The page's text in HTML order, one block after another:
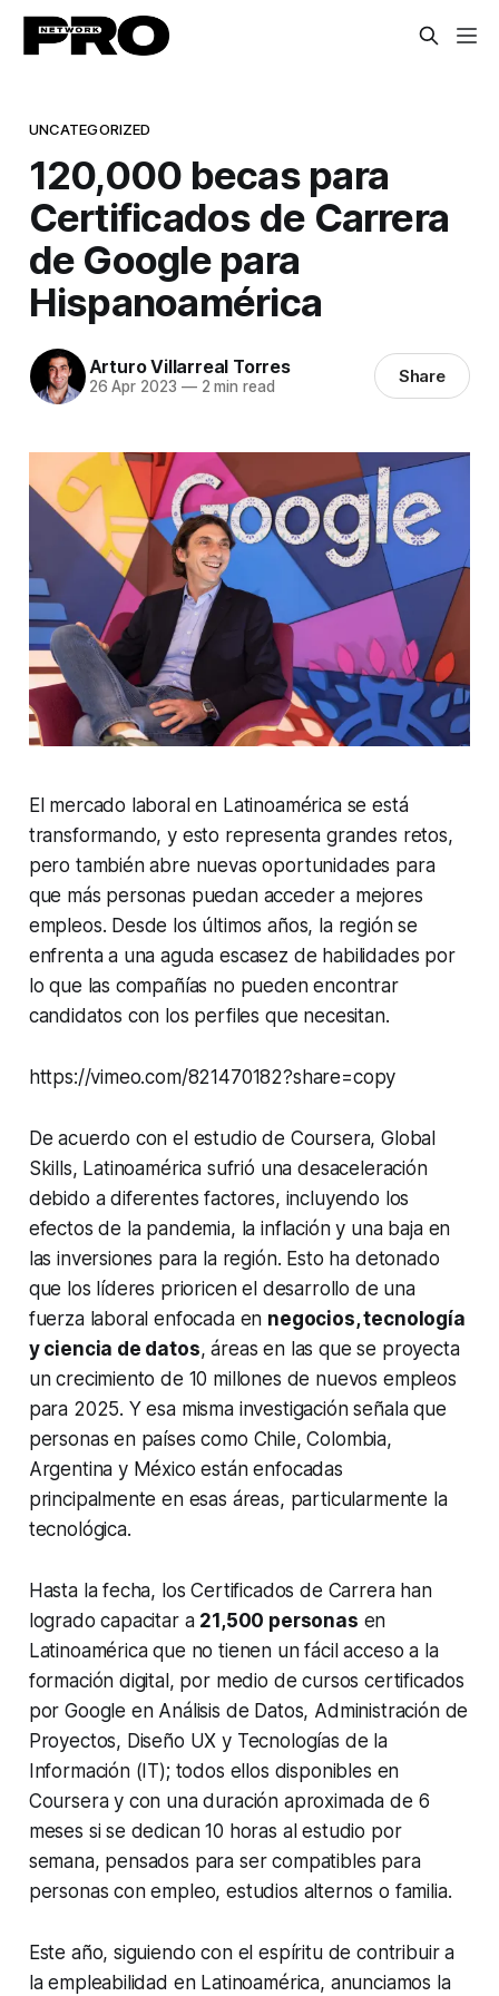
UNCATEGORIZED
120,000 becas para
Certificados de Carrera
de Google para
Hispanoamérica
Arturo Villarreal Torres
26 Apr 2023 —2 min read Share
El mercado laboral en Latinoamérica se está
transformando, y esto representa grandes retos,
pero también abre nuevas oportunidades para
que más personas puedan acceder a mejores
empleos. Desde los últimos años, la región se
enfrenta a una aguda escasez de habilidades por
lo que las compañías no pueden encontrar
candidatos con los perfiles que necesitan.
https://vimeo.com/821470182?share=copy
De acuerdo con el estudio de Coursera, Global
Skills, Latinoamérica sufrió una desaceleración
debido a diferentes factores, incluyendo los
efectos de la pandemia, la inflación y una baja en
las inversiones para la región. Esto ha detonado
que los líderes prioricen el desarrollo de una
fuerza laboral enfocada en negocios, tecnología
y ciencia de datos, áreas en las que se proyecta
un crecimiento de 10 millones de nuevos empleos
para 2025. Y esa misma investigación señala que
personas en países como Chile, Colombia,
Argentina y México están enfocadas
principalmente en esas áreas, particularmente la
tecnológica.
Hasta la fecha, los Certificados de Carrera han
logrado capacitar a 21,500 personas en
Latinoamérica que no tienen un fácil acceso a la
formación digital, por medio de cursos certificados
por Google en Análisis de Datos, Administración de
Proyectos, Diseño UX y Tecnologías de la
Información (IT); todos ellos disponibles en
Coursera y con una duración aproximada de 6
meses si se dedican 10 horas al estudio por
semana, pensados para ser compatibles para
personas con empleo, estudios alternos o familia.
Este año, siguiendo con el espíritu de contribuir a
la empleabilidad en Latinoamérica, anunciamos la